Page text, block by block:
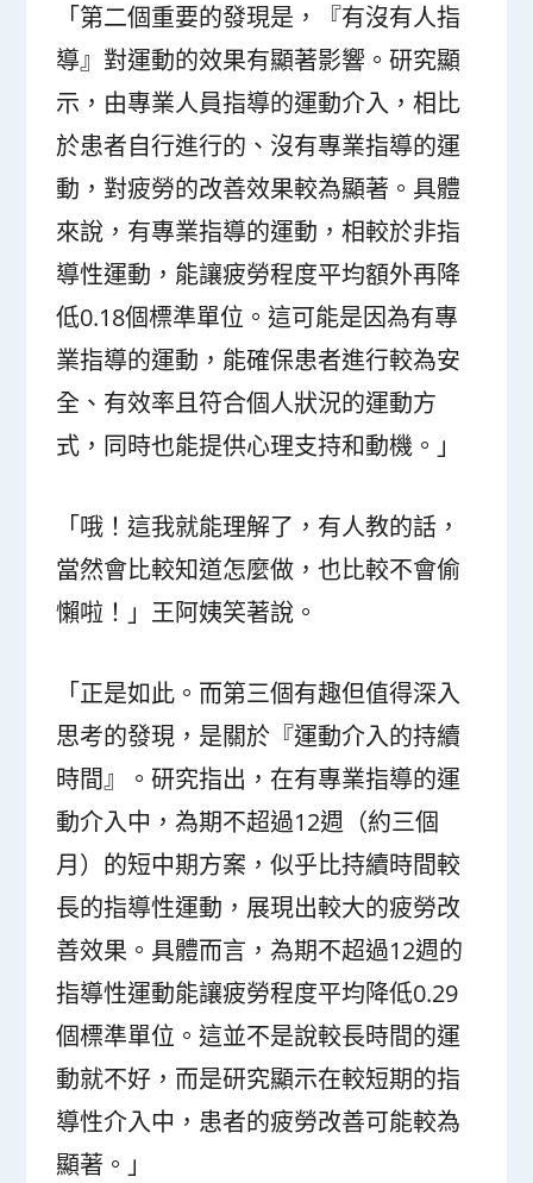
「第二個重要的發現是，『有沒有人指
導』對運動的效果有顯著影響。研究顯
示，由專業人員指導的運動介入，相比
於患者自行進行的、沒有專業指導的運
動，對疲勞的改善效果較為顯著。具體
來說，有專業指導的運動，相較於非指
導性運動，能讓疲勞程度平均額外再降
低0.18個標準單位。這可能是因為有專
業指導的運動，能確保患者進行較為安
全、有效率且符合個人狀況的運動方
式，同時也能提供心理支持和動機。」
「哦！這我就能理解了，有人教的話，
當然會比較知道怎麼做，也比較不會偷
懶啦！」王阿姨笑著說。
「正是如此。而第三個有趣但值得深入
思考的發現，是關於『運動介入的持續
時間』。研究指出，在有專業指導的運
動介入中，為期不超過12週（約三個
月）的短中期方案，似乎比持續時間較
長的指導性運動，展現出較大的疲勞改
善效果。具體而言，為期不超過12週的
指導性運動能讓疲勞程度平均降低0.29
個標準單位。這並不是說較長時間的運
動就不好，而是研究顯示在較短期的指
導性介入中，患者的疲勞改善可能較為
顯著。」